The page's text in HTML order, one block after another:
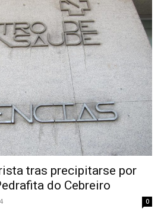
tras precipitarse por
do Cebreiro
0